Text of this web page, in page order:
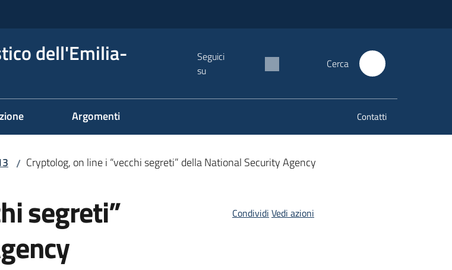
dell'Emilia-
Seguici
su
Cerca
Argomenti Contatti
/ Cryptolog, on line i “vecchi segreti” della National Security Agency
segreti”
Condividi Vedi azioni